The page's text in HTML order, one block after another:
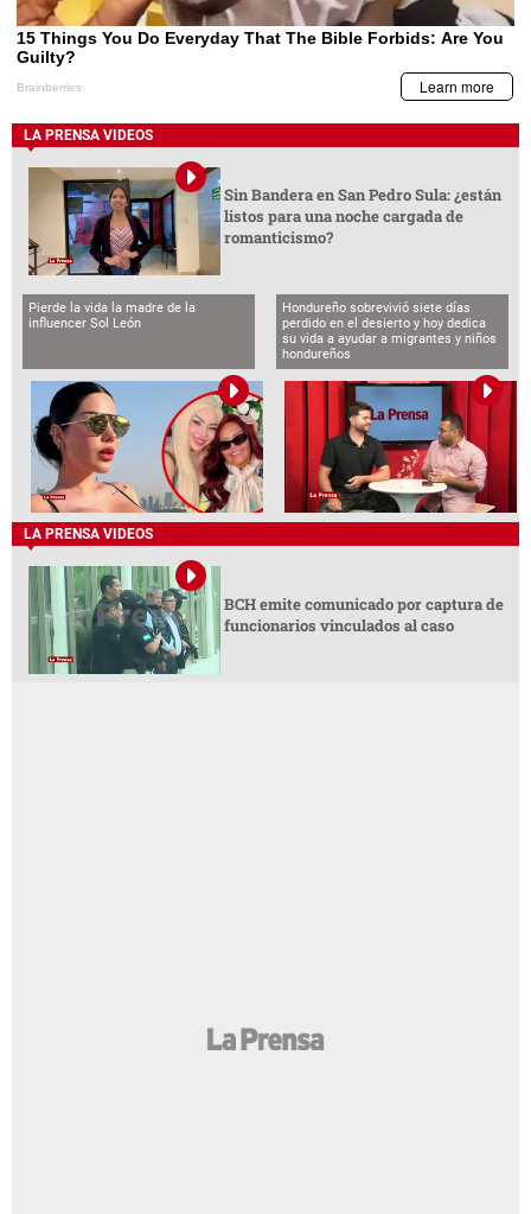
LA PRENSA VIDEOS
Sin Bandera en San Pedro Sula: ¿están
listos para una noche cargada de
romanticismo?
Pierde la vida la madre de la
influencer Sol León
Hondureño sobrevivió siete días
perdido en el desierto y hoy dedica
su vida a ayudar a migrantes y niños
hondureños
LA PRENSA VIDEOS
BCH emite comunicado por captura de
funcionarios vinculados al caso